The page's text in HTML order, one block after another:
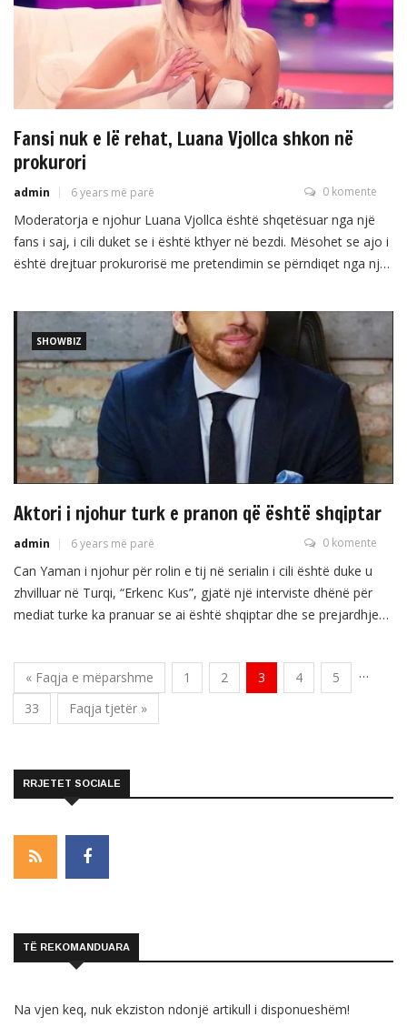
Fansi nuk e lë rehat, Luana Vjollca shkon në
prokurori
admin 6 years më parë 0 komente
Moderatorja e njohur Luana Vjollca është shqetësuar nga një
fans i saj, i cili duket se i është kthyer në bezdi. Mësohet se ajo i
është drejtuar prokurorisë me pretendimin se përndiqet nga një
muajsh, por së fundmi duket se është bërë më shqetësuese. […]
SHOWBIZ
Aktori i njohur turk e pranon që është shqiptar
admin 6 years më parë 0 komente
Can Yaman i njohur për rolin e tij në serialin i cili është duke u
zhvilluar në Turqi, “Erkenc Kus”, gjatë një interviste dhënë për
mediat turke ka pranuar se ai është shqiptar dhe se prejardhjen
aktores së njohur turke, Demet Ozdemir u […]
« Faqja e mëparshme
1 2 3 4 5 …
33 Faqja tjetër »
RRJETET SOCIALE
TË REKOMANDUARA
Na vjen keq, nuk ekziston ndonjë artikull i disponueshëm!